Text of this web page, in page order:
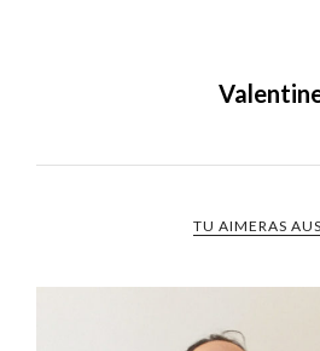
TU AIMERAS